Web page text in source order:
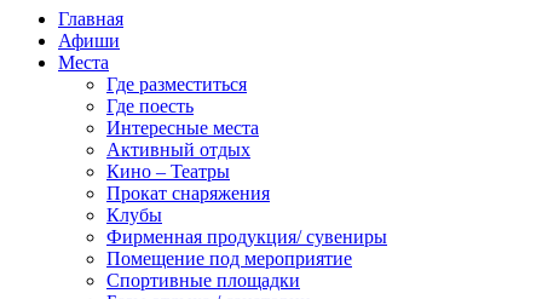
Главная
Афиши
Места
Где разместиться
Где поесть
Интересные места
Активный отдых
Кино – Театры
Прокат снаряжения
Клубы
Фирменная продукция/ сувениры
Помещение под мероприятие
Спортивные площадки